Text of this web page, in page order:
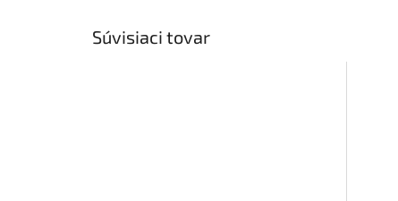
Súvisiaci tovar